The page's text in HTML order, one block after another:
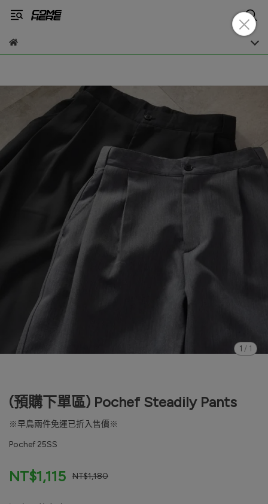
1 / 1
(預購下單區) Pochef Steadily Pants
※早鳥兩件免運已折入售價※
Pochef 25SS
NT$1,115 NT$1,180